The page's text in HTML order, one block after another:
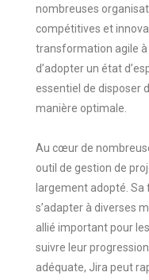
nombreuses
compétitives et
transformation agile à
d’adopter un état
essentiel de disposer
manière optimale.
Au cœur de
outil de gestion de
largement adopté.
s’adapter à diverses
allié important pour
suivre leur
adéquate, Jira peut